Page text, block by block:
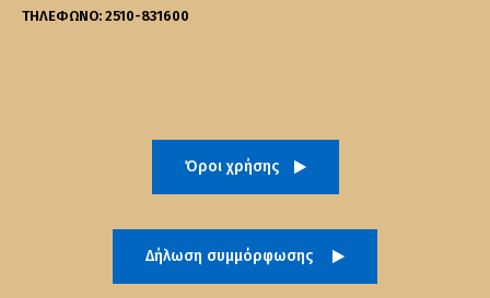
ΤΗΛΕΦΩΝΟ: 2510-831600
Όροι χρήσης
Δήλωση συμμόρφωσης